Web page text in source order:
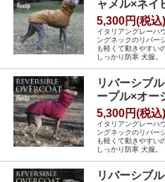
ャメル×ネイ
5,300円(税込)
イタリアングレーハ
ングネックのリバー
も軽くて動きやすい
しっかり防寒 犬服。
リバーシブ
ープル×オー
5,300円(税込)
イタリアングレーハ
ングネックのリバー
も軽くて動きやすい
しっかり防寒 犬服。
リバーシブ